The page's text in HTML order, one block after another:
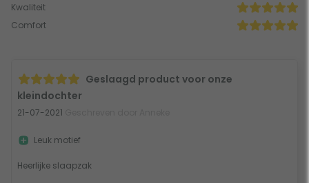
Kwaliteit
Comfort
Geslaagd product voor onze
kleindochter
21-07-2021
Heerlijke slaapzak
Leuk motief